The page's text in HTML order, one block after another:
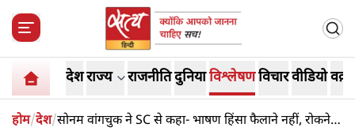
देशराज्य राजनीतिदुनियाविश्लेषणविचारवीडियो
होम/देश/सोनम वांगचुक ने SC से कहा- भाषण हिंसा फैलाने नहीं, रोकने के